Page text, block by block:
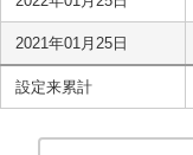
2021年01月25日
設定来累計